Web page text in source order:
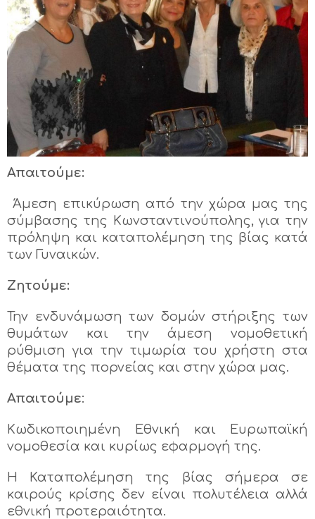
Απαιτούμε:
Άμεση επικύρωση από την χώρα μας της
σύμβασης της Κωνσταντινούπολης, για την
πρόληψη και καταπολέμηση της βίας κατά
των Γυναικών.
Ζητούμε:
Την ενδυνάμωση των δομών στήριξης των
θυμάτων και την άμεση νομοθετική
ρύθμιση για την τιμωρία του χρήστη στα
θέματα της πορνείας και στην χώρα μας.
Απαιτούμε:
Κωδικοποιημένη Εθνική και Ευρωπαϊκή
νομοθεσία και κυρίως εφαρμογή της.
Η Καταπολέμηση της βίας σήμερα σε
καιρούς κρίσης δεν είναι πολυτέλεια αλλά
εθνική προτεραιότητα.